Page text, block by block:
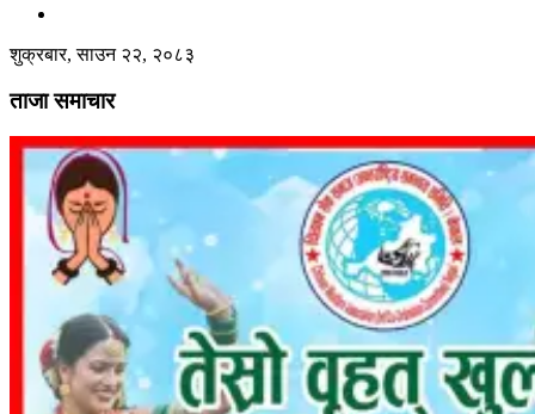
शुक्रबार, साउन २२, २०८३
ताजा समाचार